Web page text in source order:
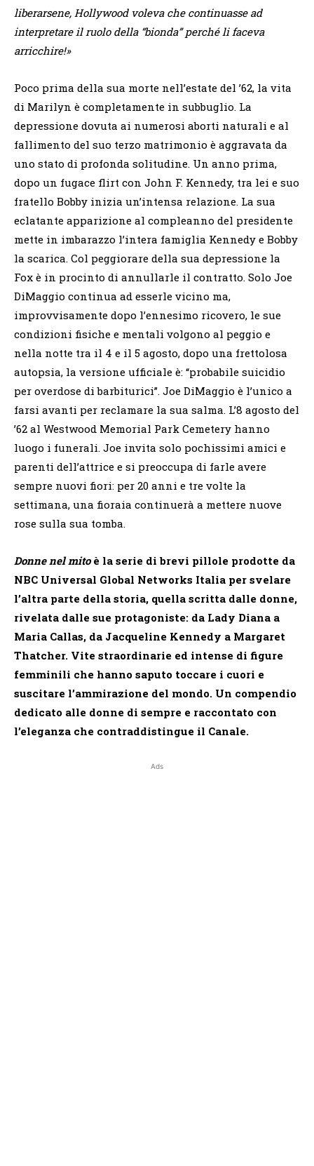
liberarsene, Hollywood voleva che continuasse ad
interpretare il ruolo della “bionda” perché li faceva
arricchire!»
Poco prima della sua morte nell’estate del ’62, la vita
di Marilyn è completamente in subbuglio. La
depressione dovuta ai numerosi aborti naturali e al
fallimento del suo terzo matrimonio è aggravata da
uno stato di profonda solitudine. Un anno prima,
dopo un fugace flirt con John F. Kennedy, tra lei e suo
fratello Bobby inizia un’intensa relazione. La sua
eclatante apparizione al compleanno del presidente
mette in imbarazzo l’intera famiglia Kennedy e Bobby
la scarica. Col peggiorare della sua depressione la
Fox è in procinto di annullarle il contratto. Solo Joe
DiMaggio continua ad esserle vicino ma,
improvvisamente dopo l’ennesimo ricovero, le sue
condizioni fisiche e mentali volgono al peggio e
nella notte tra il 4 e il 5 agosto, dopo una frettolosa
autopsia, la versione ufficiale è: “probabile suicidio
per overdose di barbiturici”. Joe DiMaggio è l’unico a
farsi avanti per reclamare la sua salma. L’8 agosto del
’62 al Westwood Memorial Park Cemetery hanno
luogo i funerali. Joe invita solo pochissimi amici e
parenti dell’attrice e si preoccupa di farle avere
sempre nuovi fiori: per 20 anni e tre volte la
settimana, una fioraia continuerà a mettere nuove
rose sulla sua tomba.
Donne nel mitoè la serie di brevi pillole prodotte da
NBC Universal Global Networks Italia per svelare
l’altra parte della storia, quella scritta dalle donne,
rivelata dalle sue protagoniste: da Lady Diana a
Maria Callas, da Jacqueline Kennedy a Margaret
Thatcher. Vite straordinarie ed intense di figure
femminili che hanno saputo toccare i cuori e
suscitare l’ammirazione del mondo. Un compendio
dedicato alle donne di sempre e raccontato con
l’eleganza che contraddistingue il Canale.
Ads